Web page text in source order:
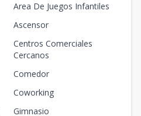
Area De Juegos Infantiles
Ascensor
Centros Comerciales
Cercanos
Comedor
Coworking
Gimnasio